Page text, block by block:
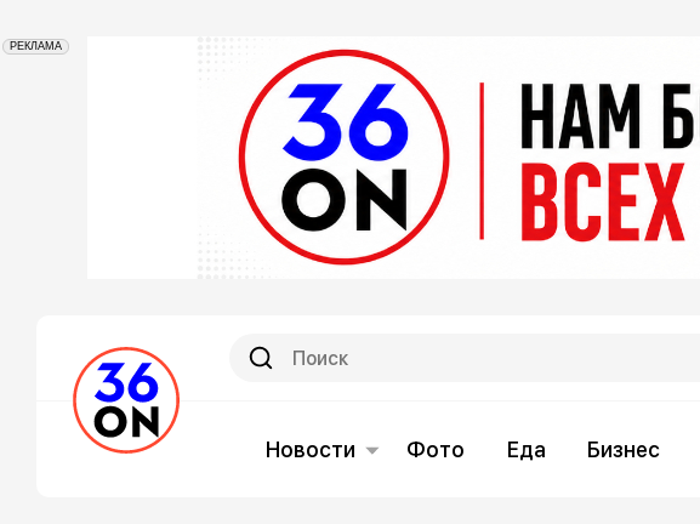
РЕКЛАМА
Новости Фото Еда Бизнес